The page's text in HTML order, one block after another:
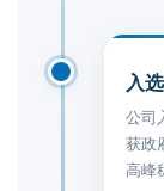
入
公司
获政
高峰